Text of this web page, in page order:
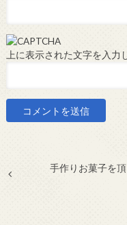
上に表示された文字を入力
手作りお菓子を頂